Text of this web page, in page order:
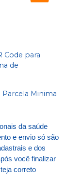
Code para
de
Parcela Minima
da saúde
e envio só são
e dos
você finalizar
correto